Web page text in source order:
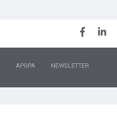
ΑΡΘΡΑ NEWSLETTER